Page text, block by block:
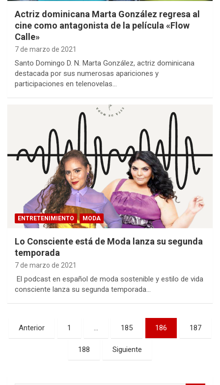
Actriz dominicana Marta González regresa al
cine como antagonista de la película «Flow
Calle»
7 de marzo de 2021
Santo Domingo D. N. Marta González, actriz dominicana
destacada por sus numerosas apariciones y
participaciones en telenovelas…
ENTRETENIMIENTO MODA
Lo Consciente está de Moda lanza su segunda
temporada
7 de marzo de 2021
El podcast en español de moda sostenible y estilo de vida
consciente lanza su segunda temporada…
Paginación
de
Anterior 1 … 185 186 187
188 Siguiente